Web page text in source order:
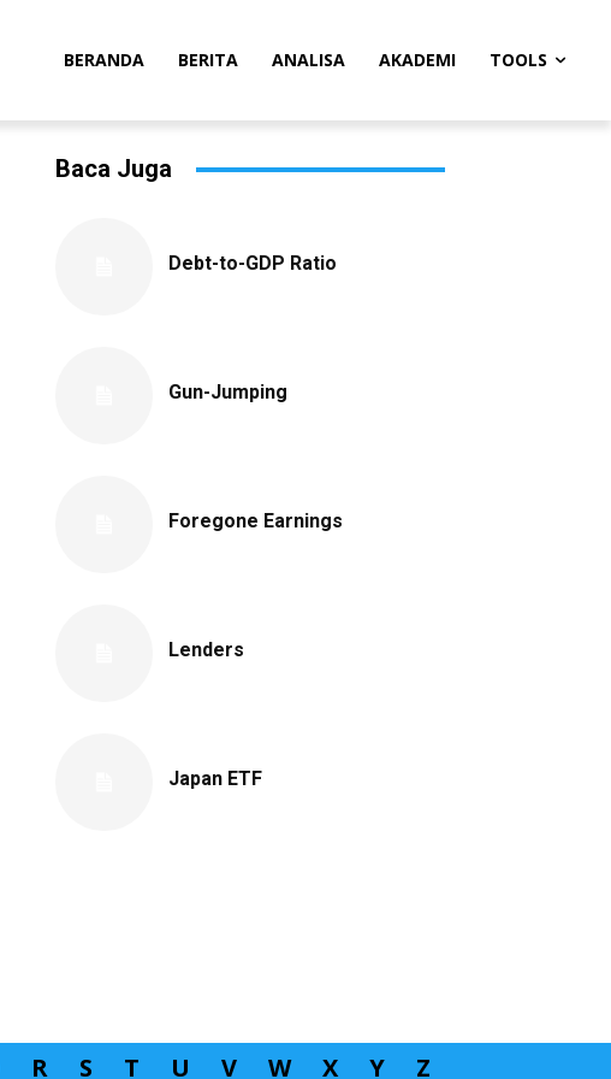
BERANDA BERITA ANALISA AKADEMI TOOLS
Baca Juga
Debt-to-GDP Ratio
Gun-Jumping
Foregone Earnings
Lenders
Japan ETF
R S T U V W X Y Z